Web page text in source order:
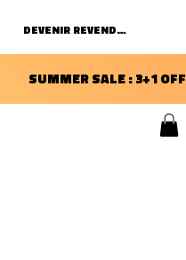
DEVENIR REVENDEUR